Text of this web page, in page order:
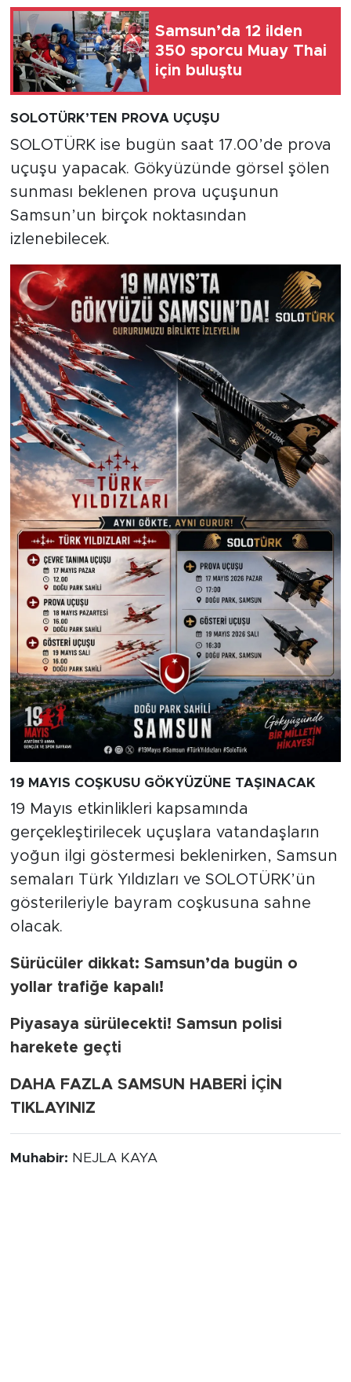
Samsun’da 12 ilden
350 sporcu Muay Thai
için buluştu
SOLOTÜRK’TEN PROVA UÇUŞU
SOLOTÜRK ise bugün saat 17.00’de prova
uçuşu yapacak. Gökyüzünde görsel şölen
sunması beklenen prova uçuşunun
Samsun’un birçok noktasından
izlenebilecek.
19 MAYIS COŞKUSU GÖKYÜZÜNE TAŞINACAK
19 Mayıs etkinlikleri kapsamında
gerçekleştirilecek uçuşlara vatandaşların
yoğun ilgi göstermesi beklenirken, Samsun
semaları Türk Yıldızları ve SOLOTÜRK’ün
gösterileriyle bayram coşkusuna sahne
olacak.
Sürücüler dikkat: Samsun’da bugün o
yollar trafiğe kapalı!
Piyasaya sürülecekti! Samsun polisi
harekete geçti
DAHA FAZLA SAMSUN HABERİ İÇİN
TIKLAYINIZ
Muhabir: NEJLA KAYA